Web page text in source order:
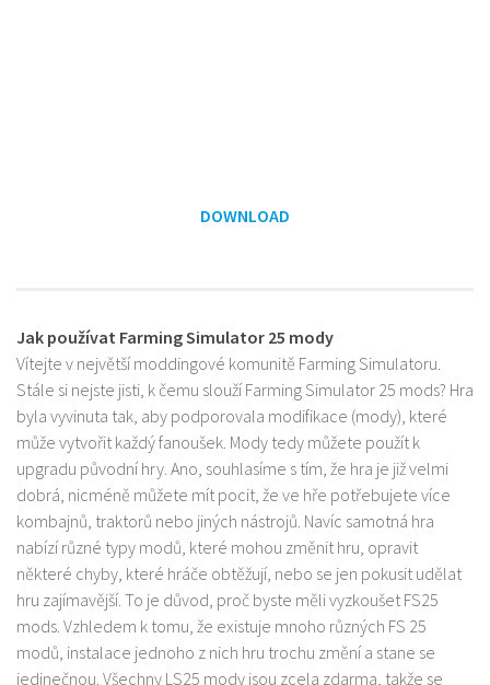
DOWNLOAD
Jak používat Farming Simulator 25 mody
Vítejte v největší moddingové komunitě Farming Simulatoru.
Stále si nejste jisti, k čemu slouží Farming Simulator 25 mods? Hra
byla vyvinuta tak, aby podporovala modifikace (mody), které
může vytvořit každý fanoušek. Mody tedy můžete použít k
upgradu původní hry. Ano, souhlasíme s tím, že hra je již velmi
dobrá, nicméně můžete mít pocit, že ve hře potřebujete více
kombajnů, traktorů nebo jiných nástrojů. Navíc samotná hra
nabízí různé typy modů, které mohou změnit hru, opravit
některé chyby, které hráče obtěžují, nebo se jen pokusit udělat
hru zajímavější. To je důvod, proč byste měli vyzkoušet FS25
mods. Vzhledem k tomu, že existuje mnoho různých FS 25
modů, instalace jednoho z nich hru trochu změní a stane se
jedinečnou. Všechny LS25 mody jsou zcela zdarma, takže se